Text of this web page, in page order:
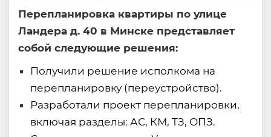
Перепланировка квартиры по улице
Ландера д. 40 в Минске представляет
собой следующие решения:
Получили решение исполкома на
перепланировку (переустройство).
Разработали проект перепланировки,
включая разделы: АС, КМ, ТЗ, ОПЗ.